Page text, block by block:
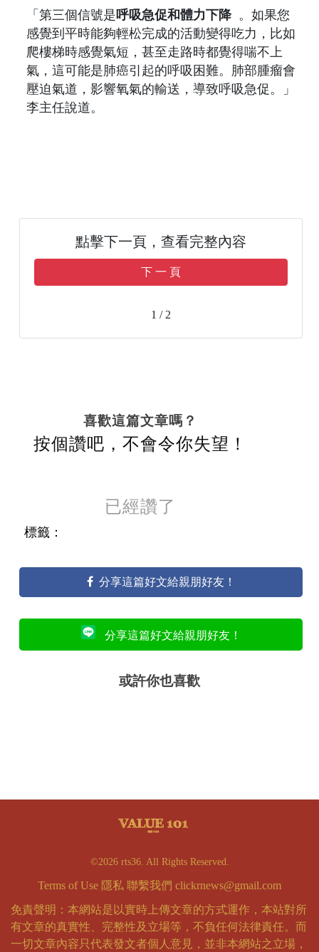
「第三個信號是呼吸急促和體力下降。如果您
感覺到平時能夠輕松完成的活動變得吃力，比如
爬樓梯時感覺氣短，甚至走路時都覺得喘不上
氣，這可能是肺癌引起的呼吸困難。肺部腫瘤會
壓迫氣道，影響氧氣的輸送，導致呼吸急促。」
李主任說道。
點擊下一頁，查看完整內容
下 一 頁
1 / 2
喜歡這篇文章嗎？
按個讚吧，不會令你失望！
已經讚了
標籤：
分享這篇好文給親朋好友！
分享這篇好文給親朋好友！
或許你也喜歡
©2026 rts36. All Rights Reserved.
Terms of Use 隱私 聯繫我們 clickrnews@gmail.com
免責聲明：本網站是以實時上傳文章的方式運作，本站對所
有文章的真實性、完整性及立場等，不負任何法律責任。而
一切文章內容只代表發文者個人意見，並非本網站之立場，